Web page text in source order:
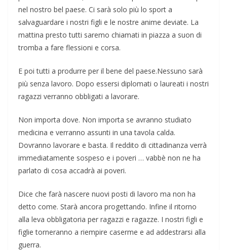
nel nostro bel paese. Ci sarà solo più lo sport a
salvaguardare i nostri figli e le nostre anime deviate. La
mattina presto tutti saremo chiamati in piazza a suon di
tromba a fare flessioni e corsa.
E poi tutti a produrre per il bene del paese.Nessuno sarà
più senza lavoro. Dopo essersi diplomati o laureati i nostri
ragazzi verranno obbligati a lavorare.
Non importa dove. Non importa se avranno studiato
medicina e verranno assunti in una tavola calda.
Dovranno lavorare e basta. Il reddito di cittadinanza verrà
immediatamente sospeso e i poveri … vabbè non ne ha
parlato di cosa accadrà ai poveri.
Dice che farà nascere nuovi posti di lavoro ma non ha
detto come. Starà ancora progettando. Infine il ritorno
alla leva obbligatoria per ragazzi e ragazze. I nostri figli e
figlie torneranno a riempire caserme e ad addestrarsi alla
guerra.